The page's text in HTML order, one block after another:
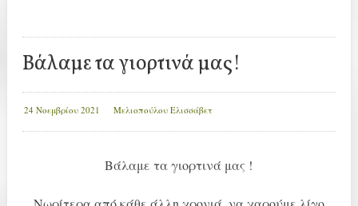
Βάλαμε τα γιορτινά μας!
24 Νοεμβρίου 2021 Μελιοπούλου Ελισσάβετ
Βάλαμε τα γιορτινά μας !